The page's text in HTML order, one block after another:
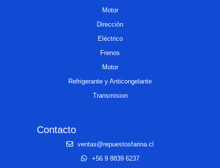
Motor
Dirección
Eléctrico
Frenos
Motor
Refrigerante y Anticongelante
Transmision
Contacto
ventas@repuestosfarina.cl
+56 9 8839 6237